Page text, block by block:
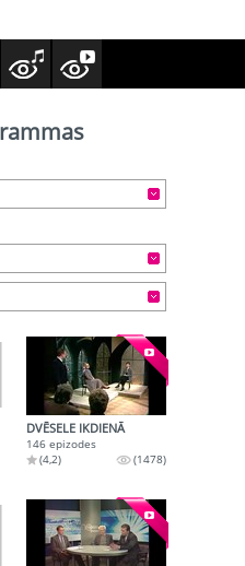
DVĒSELE IKDIENĀ
146 epizodes
(4,2)
(1478)